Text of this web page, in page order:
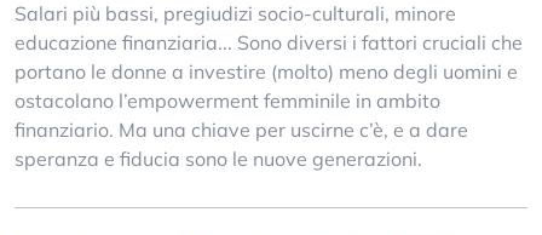
Salari più bassi, pregiudizi socio-culturali, minore
educazione finanziaria... Sono diversi i fattori cruciali che
portano le donne a investire (molto) meno degli uomini e
ostacolano l’empowerment femminile in ambito
finanziario. Ma una chiave per uscirne c’è, e a dare
speranza e fiducia sono le nuove generazioni.